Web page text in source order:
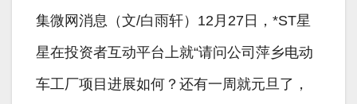
集微网消息（文/白雨轩）12月27日，*ST星
星在投资者互动平台上就“请问公司萍乡电动
车工厂项目进展如何？还有一周就元旦了，